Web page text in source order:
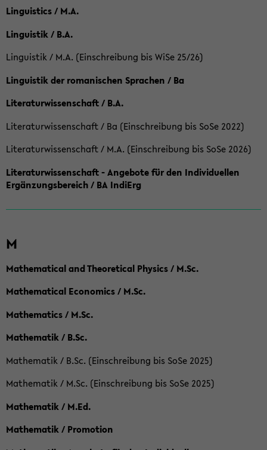
Linguistics / M.A.
Linguistik / B.A.
Linguistik / M.A. (Einschreibung bis WiSe 25/26)
Linguistik der romanischen Sprachen / Ba
Literaturwissenschaft / B.A.
Literaturwissenschaft / Ba (Einschreibung bis SoSe 2022)
Literaturwissenschaft / M.A. (Einschreibung bis SoSe 2026)
Literaturwissenschaft - Angebote für den Individuellen
Ergänzungsbereich / BA IndiErg
M
Mathematical and Theoretical Physics / M.Sc.
Mathematical Economics / M.Sc.
Mathematics / M.Sc.
Mathematik / B.Sc.
Mathematik / B.Sc. (Einschreibung bis SoSe 2025)
Mathematik / M.Sc. (Einschreibung bis SoSe 2025)
Mathematik / M.Ed.
Mathematik / Promotion